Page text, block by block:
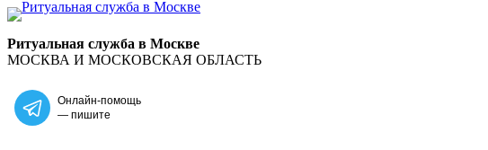
Главная
Ритуальная служба в Москве
МОСКВА И МОСКОВСКАЯ ОБЛАСТЬ
Онлайн-помощь
— пишите